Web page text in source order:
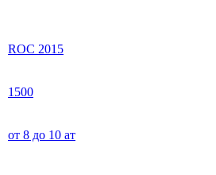
ROC 2015
1500
от 8 до 10 ат